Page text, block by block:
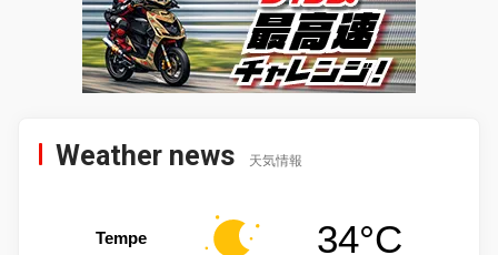
Weather news 天気情報
Tempe 34°C